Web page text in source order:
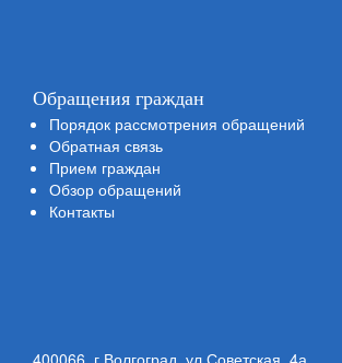
Обращения граждан
Порядок рассмотрения обращений
Обратная связь
Прием граждан
Обзор обращений
Контакты
400066, г.Волгоград, ул.Советская, 4а,